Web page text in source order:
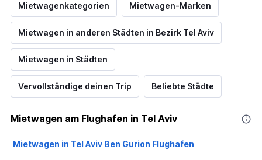
Mietwagenkategorien Mietwagen-Marken
Mietwagen in anderen Städten in Bezirk Tel Aviv
Mietwagen in Städten
Vervollständige deinen Trip Beliebte Städte
Mietwagen am Flughafen in Tel Aviv
Mietwagen in Tel Aviv Ben Gurion Flughafen